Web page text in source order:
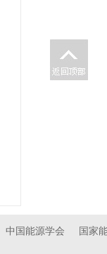
中国能源学会 国家